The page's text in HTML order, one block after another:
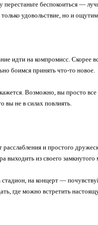
перестаньте беспокоиться —
удовольствие, но и
идти на компромисс. Скорее
боимся принять что-то новое.
Возможно, вы просто
вы не в силах повлиять.
и простого
выходить из своего замкнутого
на концерт —
где можно встретить